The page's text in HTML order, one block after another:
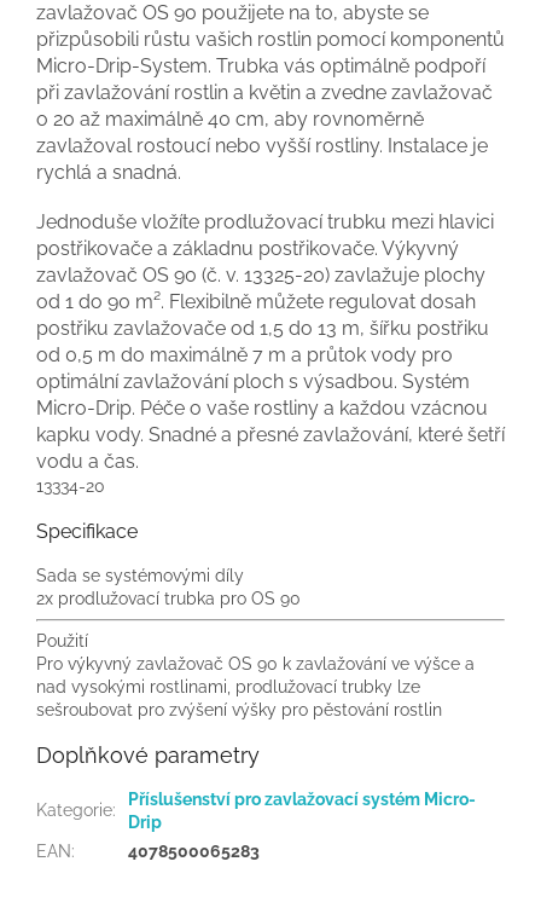
zavlažovač OS 90 použijete na to, abyste se
přizpůsobili růstu vašich rostlin pomocí komponentů
Micro-Drip-System. Trubka vás optimálně podpoří
při zavlažování rostlin a květin a zvedne zavlažovač
o 20 až maximálně 40 cm, aby rovnoměrně
zavlažoval rostoucí nebo vyšší rostliny. Instalace je
rychlá a snadná.
Jednoduše vložíte prodlužovací trubku mezi hlavici
postřikovače a základnu postřikovače. Výkyvný
zavlažovač OS 90 (č. v. 13325-20) zavlažuje plochy
od 1 do 90 m². Flexibilně můžete regulovat dosah
postřiku zavlažovače od 1,5 do 13 m, šířku postřiku
od 0,5 m do maximálně 7 m a průtok vody pro
optimální zavlažování ploch s výsadbou. Systém
Micro-Drip. Péče o vaše rostliny a každou vzácnou
kapku vody. Snadné a přesné zavlažování, které šetří
vodu a čas.
13334-20
Specifikace
Sada se systémovými díly
2x prodlužovací trubka pro OS 90
Použití
Pro výkyvný zavlažovač OS 90 k zavlažování ve výšce a
nad vysokými rostlinami, prodlužovací trubky lze
sešroubovat pro zvýšení výšky pro pěstování rostlin
Doplňkové parametry
Kategorie:
Příslušenství pro zavlažovací systém Micro-
Drip
EAN: 4078500065283